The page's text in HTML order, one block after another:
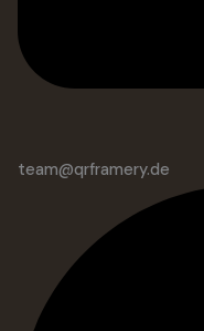
team@qrframery.de